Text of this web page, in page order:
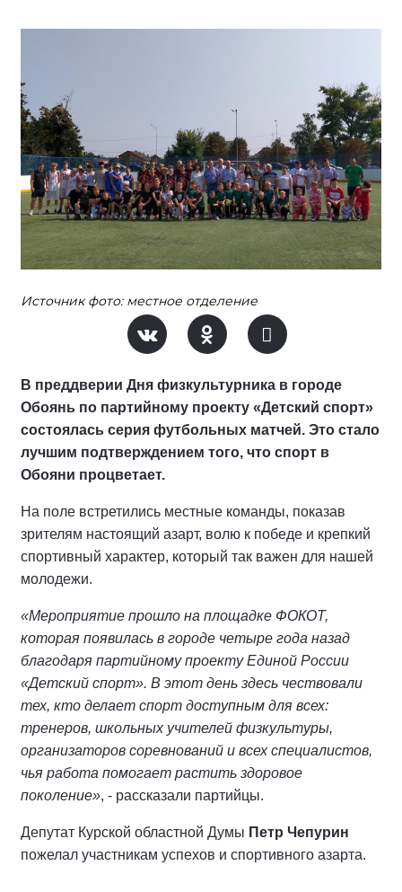
Источник фото: местное отделение
В преддверии Дня физкультурника в городе
Обоянь по партийному проекту «Детский спорт»
состоялась серия футбольных матчей. Это стало
лучшим подтверждением того, что спорт в
Обояни процветает.
На поле встретились местные команды, показав
зрителям настоящий азарт, волю к победе и крепкий
спортивный характер, который так важен для нашей
молодежи.
«Мероприятие прошло на площадке ФОКОТ,
которая появилась в городе четыре года назад
благодаря партийному проекту Единой России
«Детский спорт». В этот день здесь чествовали
тех, кто делает спорт доступным для всех:
тренеров, школьных учителей физкультуры,
организаторов соревнований и всех специалистов,
чья работа помогает растить здоровое
поколение», - рассказали партийцы.
Депутат Курской областной Думы Петр Чепурин
пожелал участникам успехов и спортивного азарта.